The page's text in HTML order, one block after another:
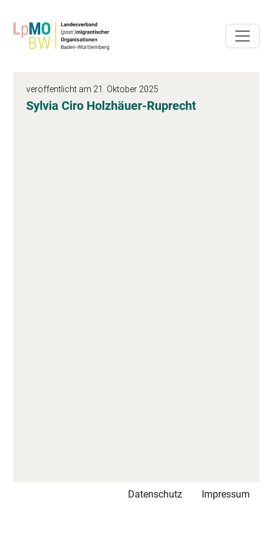
veröffentlicht am 21. Oktober 2025
Sylvia Ciro Holzhäuer-Ruprecht
Datenschutz Impressum